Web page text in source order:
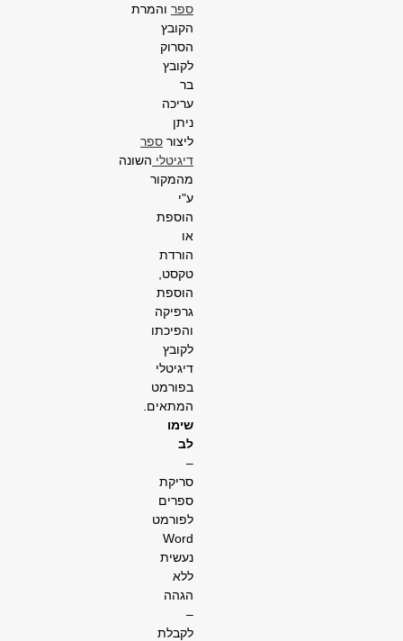
ספר והמרת
הקובץ
הסרוק
לקובץ
בר
עריכה
ניתן
ליצור ספר
דיגיטלי השונה
מהמקור
ע"י
הוספת
או
הורדת
טקסט,
הוספת
גרפיקה
והפיכתו
לקובץ
דיגיטלי
בפורמט
המתאים.
שימו
לב
–
סריקת
ספרים
לפורמט
Word
נעשית
ללא
הגהה
–
לקבלת